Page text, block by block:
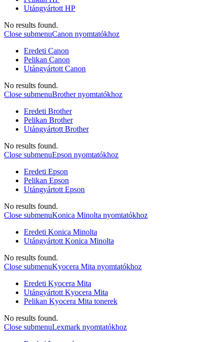
Utángyártott HP
No results found.
Close submenuCanon nyomtatókhoz
Eredeti Canon
Pelikan Canon
Utángyártott Canon
No results found.
Close submenuBrother nyomtatókhoz
Eredeti Brother
Pelikan Brother
Utángyártott Brother
No results found.
Close submenuEpson nyomtatókhoz
Eredeti Epson
Pelikan Epson
Utángyártott Epson
No results found.
Close submenuKonica Minolta nyomtatókhoz
Eredeti Konica Minolta
Utángyártott Konica Minolta
No results found.
Close submenuKyocera Mita nyomtatókhoz
Eredeti Kyocera Mita
Utángyártott Kyocera Mita
Pelikan Kyocera Mita tonerek
No results found.
Close submenuLexmark nyomtatókhoz